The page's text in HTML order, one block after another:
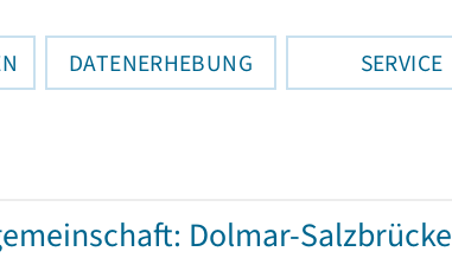
DATENERHEBUNG SERVICE
Dolmar-Salzbrücke